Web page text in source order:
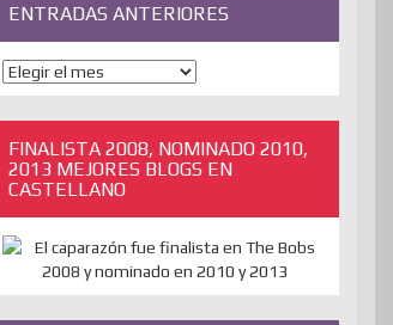
ENTRADAS ANTERIORES
ENTRADAS
ANTERIORES
FINALISTA 2008, NOMINADO 2010,
2013 MEJORES BLOGS EN
CASTELLANO